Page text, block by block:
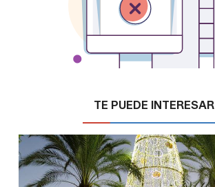
TE PUEDE INTERESAR